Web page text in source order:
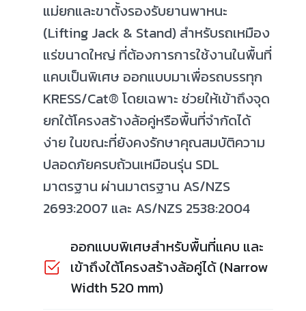
แม่ยกและขาตั้งรองรับยานพาหนะ
(Lifting Jack & Stand) สำหรับรถเหมือง
แร่ขนาดใหญ่ ที่ต้องการการใช้งานในพื้นที่
แคบเป็นพิเศษ ออกแบบมาเพื่อรถบรรทุก
KRESS/Cat® โดยเฉพาะ ช่วยให้เข้าถึงจุด
ยกใต้โครงสร้างล้อคู่หรือพื้นที่จำกัดได้
ง่าย ในขณะที่ยังคงรักษาคุณสมบัติความ
ปลอดภัยครบถ้วนเหมือนรุ่น SDL
มาตรฐาน ผ่านมาตรฐาน AS/NZS
2693:2007 และ AS/NZS 2538:2004
ออกแบบพิเศษสำหรับพื้นที่แคบ และ
เข้าถึงใต้โครงสร้างล้อคู่ได้ (Narrow
Width 520 mm)